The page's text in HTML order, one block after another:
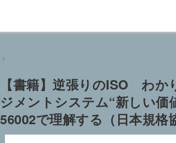
【書籍】逆張りのISO わ
ジメントシステム“新しい
56002で理解する（日本規格